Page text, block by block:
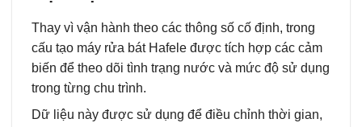
Thay vì vận hành theo các thông số cố định, trong
cấu tạo máy rửa bát Hafele được tích hợp các cảm
biến để theo dõi tình trạng nước và mức độ sử dụng
trong từng chu trình.
Dữ liệu này được sử dụng để điều chỉnh thời gian,